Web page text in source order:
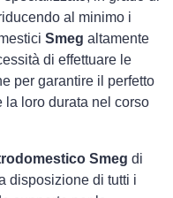
al minimo i
Smeg altamente
di effettuare le
per garantire il perfetto
loro durata nel corso
Smeg di
disposizione di tutti i